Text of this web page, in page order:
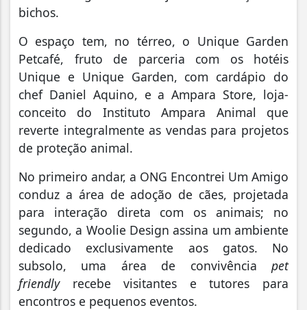
bichos.
O espaço tem, no térreo, o Unique Garden
Petcafé, fruto de parceria com os hotéis
Unique e Unique Garden, com cardápio do
chef Daniel Aquino, e a Ampara Store, loja-
conceito do Instituto Ampara Animal que
reverte integralmente as vendas para projetos
de proteção animal.
No primeiro andar, a ONG Encontrei Um Amigo
conduz a área de adoção de cães, projetada
para interação direta com os animais; no
segundo, a Woolie Design assina um ambiente
dedicado exclusivamente aos gatos. No
subsolo, uma área de convivência pet
friendlyrecebe visitantes e tutores para
encontros e pequenos eventos.